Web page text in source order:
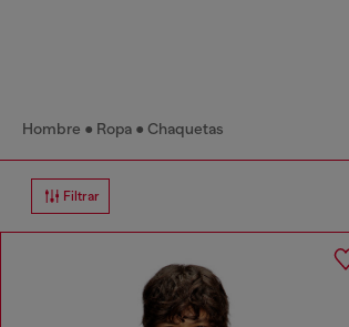
Hombre Ropa Chaquetas
Filtrar